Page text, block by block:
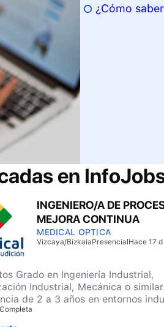
¿Cómo
en
INGENIERO/A DE
MEJORA CONTINUA
MEDICAL OPTICA
Vizcaya/BizkaiaPresencialHace 17 d
Grado en Ingeniería Industrial,
Industrial, Mecánica o
de 2 a 3 años en entornos
de procesos, producción o
(también se valorarán prácticas
Completa